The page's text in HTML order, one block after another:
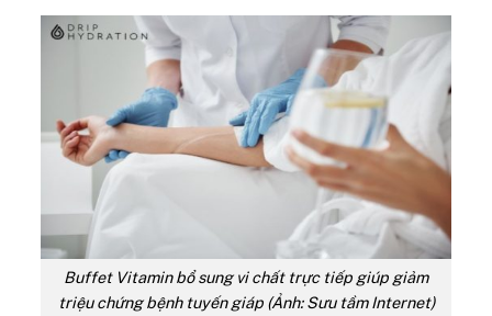
Buffet Vitamin bổ sung vi chất trực tiếp giúp giảm
triệu chứng bệnh tuyến giáp (Ảnh: Sưu tầm Internet)